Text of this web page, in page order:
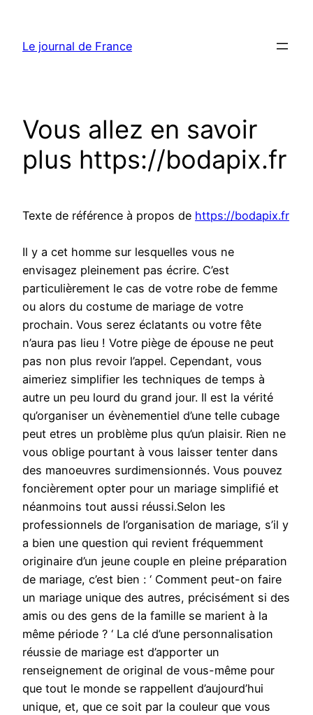
contenu
Le journal de France
Vous allez en savoir
plus https://bodapix.fr
Texte de référence à propos de https://bodapix.fr
Il y a cet homme sur lesquelles vous ne
envisagez pleinement pas écrire. C’est
particulièrement le cas de votre robe de femme
ou alors du costume de mariage de votre
prochain. Vous serez éclatants ou votre fête
n’aura pas lieu ! Votre piège de épouse ne peut
pas non plus revoir l’appel. Cependant, vous
aimeriez simplifier les techniques de temps à
autre un peu lourd du grand jour. Il est la vérité
qu’organiser un évènementiel d’une telle cubage
peut etres un problème plus qu’un plaisir. Rien ne
vous oblige pourtant à vous laisser tenter dans
des manoeuvres surdimensionnés. Vous pouvez
foncièrement opter pour un mariage simplifié et
néanmoins tout aussi réussi.Selon les
professionnels de l’organisation de mariage, s’il y
a bien une question qui revient fréquemment
originaire d’un jeune couple en pleine préparation
de mariage, c’est bien : ‘ Comment peut-on faire
un mariage unique des autres, précisément si des
amis ou des gens de la famille se marient à la
même période ? ‘ La clé d’une personnalisation
réussie de mariage est d’apporter un
renseignement de original de vous-même pour
que tout le monde se rappellent d’aujourd’hui
unique, et, que ce soit par la couleur que vous